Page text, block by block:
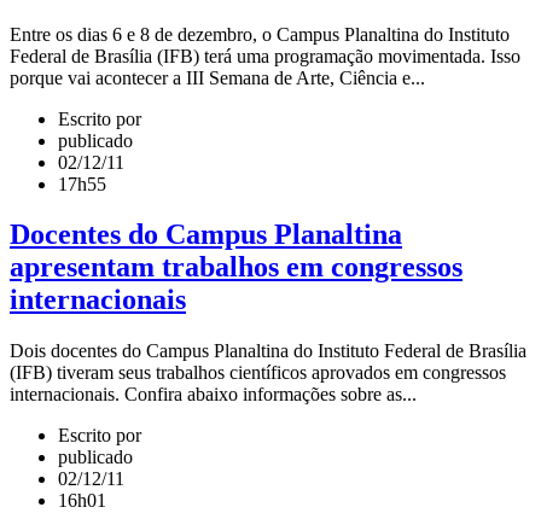
Entre os dias 6 e 8 de dezembro, o Campus Planaltina do Instituto
Federal de Brasília (IFB) terá uma programação movimentada. Isso
porque vai acontecer a III Semana de Arte, Ciência e...
Escrito por
publicado
02/12/11
17h55
Docentes do Campus Planaltina
apresentam trabalhos em congressos
internacionais
Dois docentes do Campus Planaltina do Instituto Federal de Brasília
(IFB) tiveram seus trabalhos científicos aprovados em congressos
internacionais. Confira abaixo informações sobre as...
Escrito por
publicado
02/12/11
16h01